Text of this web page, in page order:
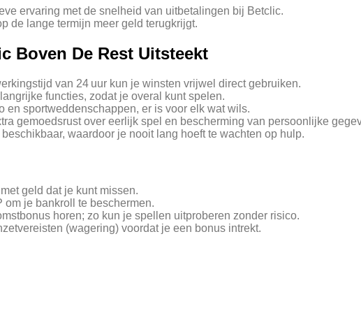
ervaring met de snelheid van uitbetalingen bij Betclic.
de lange termijn meer geld terugkrijgt.
Boven De Rest Uitsteekt
van 24 uur kun je winsten vrijwel direct gebruiken.
functies, zodat je overal kunt spelen.
en sportweddenschappen, er is voor elk wat wils.
gemoedsrust over eerlijk spel en bescherming van persoonlijke
waardoor je nooit lang hoeft te wachten op hulp.
geld dat je kunt missen.
om je bankroll te beschermen.
horen; zo kun je spellen uitproberen zonder risico.
(wagering) voordat je een bonus intrekt.